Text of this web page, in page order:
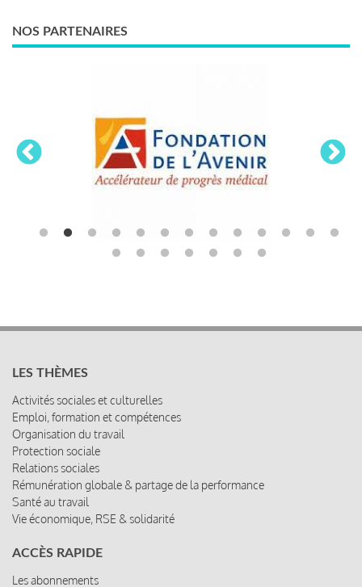
NOS PARTENAIRES
LES THÈMES
Activités sociales et culturelles
Emploi, formation et compétences
Organisation du travail
Protection sociale
Relations sociales
Rémunération globale & partage de la performance
Santé au travail
Vie économique, RSE & solidarité
ACCÈS RAPIDE
Les abonnements